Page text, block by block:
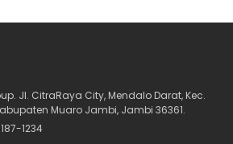
Jl. CitraRaya City, Mendalo Darat, Kec.
Muaro Jambi, Jambi 36361.
1234